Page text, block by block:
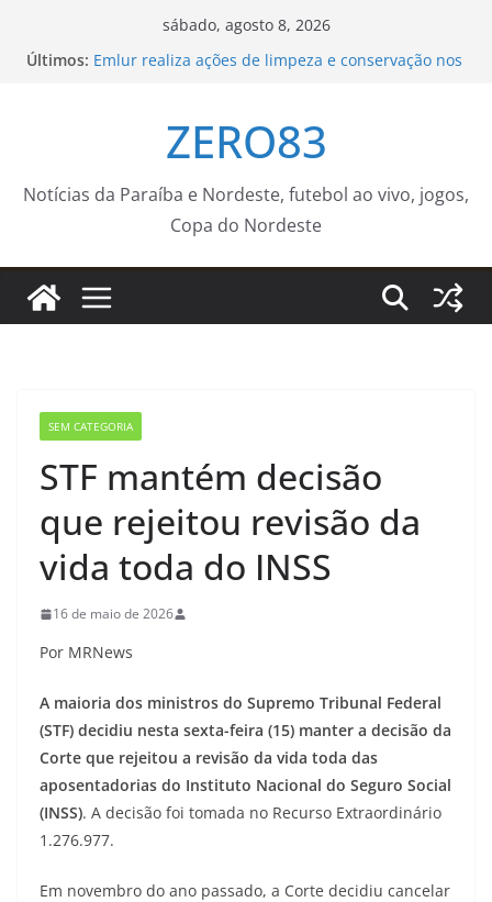
sábado, agosto 8, 2026
Últimos: Emlur realiza ações de limpeza e conservação nos
cemitérios públicos da Capital para o Dia dos Pais
Repertório de Caetano Veloso embala show
Guarda Municipal capacita novos agentes para
atuação na Ronda Maria da Penha – Prefeitura da
Cidade do Rio de Janeiro
ZERO83
Notícias da Paraíba e Nordeste, futebol ao vivo, jogos,
Copa do Nordeste
SEM CATEGORIA
STF mantém decisão
que rejeitou revisão da
vida toda do INSS
16 de maio de 2026
Por MRNews
A maioria dos ministros do Supremo Tribunal Federal
(STF) decidiu nesta sexta-feira (15) manter a decisão da
Corte que rejeitou a revisão da vida toda das
aposentadorias do Instituto Nacional do Seguro Social
(INSS). A decisão foi tomada no Recurso Extraordinário
1.276.977.
Em novembro do ano passado, a Corte decidiu cancelar